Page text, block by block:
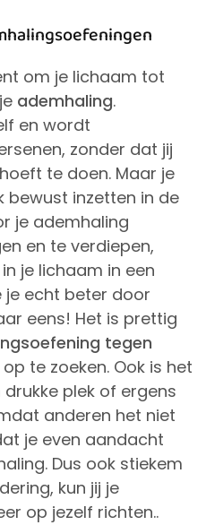
om je lichaam tot
ademhaling.
en wordt
zonder dat jij
te doen. Maar je
bewust inzetten in de
je ademhaling
en te verdiepen,
je lichaam in een
je echt beter door
eens! Het is prettig
tegen
te zoeken. Ook is het
plek of ergens
anderen het niet
je even aandacht
Dus ook stiekem
kun jij je
op jezelf richten..